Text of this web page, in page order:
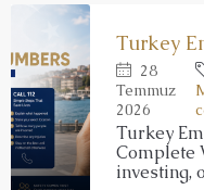
Turkey
28
Temmuz
2026
Turkey
Complete
investing,